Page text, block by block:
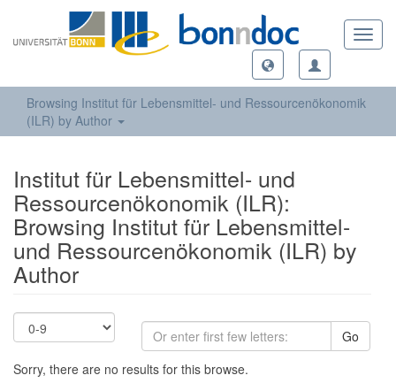
Browsing Institut für Lebensmittel- und Ressourcenökonomik
(ILR) by Author
Institut für Lebensmittel- und
Ressourcenökonomik (ILR):
Browsing Institut für Lebensmittel-
und Ressourcenökonomik (ILR) by
Author
Go
Sorry, there are no results for this browse.